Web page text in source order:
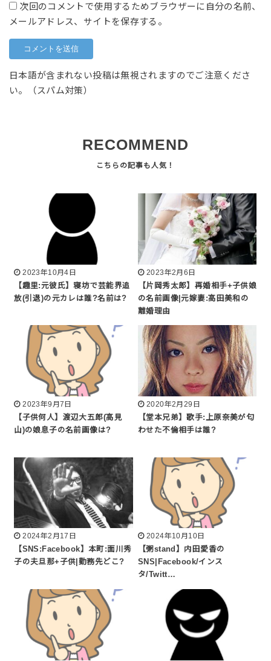
次回のコメントで使用するためブラウザーに自分の名前、
メールアドレス、サイトを保存する。
日本語が含まれない投稿は無視されますのでご注意くださ
い。（スパム対策）
RECOMMEND
2023年10月4日
【趣里:元彼氏】寝坊で芸能界追
放(引退)の元カレは誰?名前は?
2023年2月6日
【片岡秀太郎】再婚相手+子供娘
の名前画像|元嫁妻:高田美和の
離婚理由
2023年9月7日
【子供何人】渡辺大五郎(高見
山)の娘息子の名前画像は?
2020年2月29日
【堂本兄弟】歌手:上原奈美が匂
わせた不倫相手は誰?
2024年2月17日
【SNS:Facebook】本町:面川秀
子の夫旦那+子供|勤務先どこ?
2024年10月10日
【粥stand】内田愛香の
SNS|Facebook/インス
タ/Twitt…